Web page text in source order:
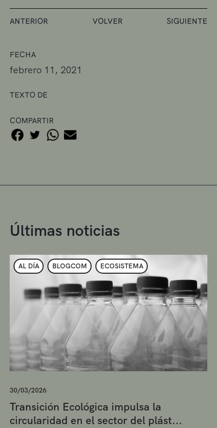
FECHA
febrero 11, 2021
TEXTO DE
COMPARTIR
ANTERIOR VOLVER SIGUIENTE
Últimas noticias
AL DÍA BLOGCOM ECOSISTEMA
30/03/2026
Transición Ecológica impulsa la
circularidad en el sector del plást...